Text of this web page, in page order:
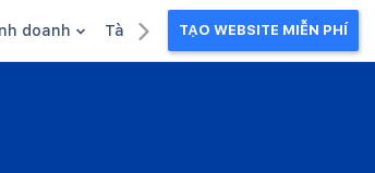
doanh Tài liệu kinh doanhTẠO WEBSITE MIỄN PHÍ